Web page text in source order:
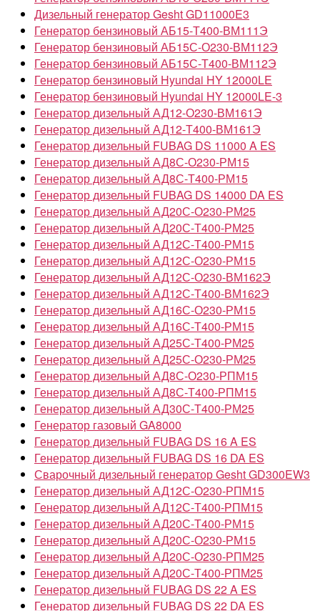
Дизельный генератор Gesht GD11000E3
Генератор бензиновый АБ15-Т400-ВМ111Э
Генератор бензиновый АБ15С-О230-ВМ112Э
Генератор бензиновый АБ15С-Т400-ВМ112Э
Генератор бензиновый Hyundai HY 12000LE
Генератор бензиновый Hyundai HY 12000LE-3
Генератор дизельный АД12-О230-ВМ161Э
Генератор дизельный АД12-Т400-ВМ161Э
Генератор дизельный FUBAG DS 11000 A ES
Генератор дизельный АД8С-О230-РМ15
Генератор дизельный АД8С-Т400-РМ15
Генератор дизельный FUBAG DS 14000 DA ES
Генератор дизельный АД20С-О230-РМ25
Генератор дизельный АД20С-Т400-РМ25
Генератор дизельный АД12С-Т400-РМ15
Генератор дизельный АД12С-О230-РМ15
Генератор дизельный АД12С-О230-ВМ162Э
Генератор дизельный АД12С-Т400-ВМ162Э
Генератор дизельный АД16С-О230-РМ15
Генератор дизельный АД16С-Т400-РМ15
Генератор дизельный АД25С-Т400-РМ25
Генератор дизельный АД25С-О230-РМ25
Генератор дизельный АД8С-О230-РПМ15
Генератор дизельный АД8С-Т400-РПМ15
Генератор дизельный АД30С-Т400-РМ25
Генератор газовый GA8000
Генератор дизельный FUBAG DS 16 A ES
Генератор дизельный FUBAG DS 16 DA ES
Сварочный дизельный генератор Gesht GD300EW3
Генератор дизельный АД12С-О230-РПМ15
Генератор дизельный АД12С-Т400-РПМ15
Генератор дизельный АД20С-Т400-РМ15
Генератор дизельный АД20С-О230-РМ15
Генератор дизельный АД20С-О230-РПМ25
Генератор дизельный АД20С-Т400-РПМ25
Генератор дизельный FUBAG DS 22 A ES
Генератор дизельный FUBAG DS 22 DA ES